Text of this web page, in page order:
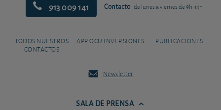
913 009 141 Contacto de lunes a viernes de 9h-14h
TODOS NUESTROS
CONTACTOS
APP OCU INVERSIONES PUBLICACIONES
Newsletter
SALA DE PRENSA